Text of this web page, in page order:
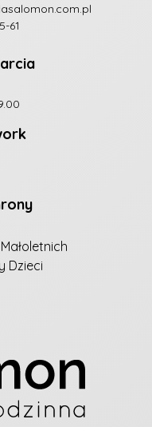
61
Dzieci